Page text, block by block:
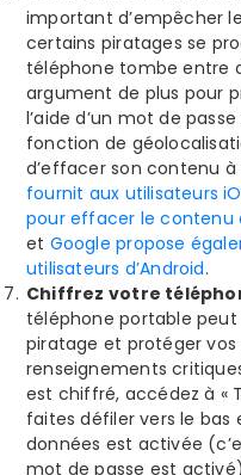
important d’empêcher
certains piratages se
téléphone tombe entre
argument de plus pour
l’aide d’un mot de
fonction de
d’effacer son contenu
fournit aux utilisateurs
pour effacer le contenu
et Google propose
utilisateurs d’Android.
Chiffrez votre
téléphone portable
piratage et protéger vos
renseignements
est chiffré, accédez à «
faites défiler vers le bas
données est activée
mot de passe est